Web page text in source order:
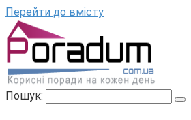
Перейти до вмісту
Пошук: